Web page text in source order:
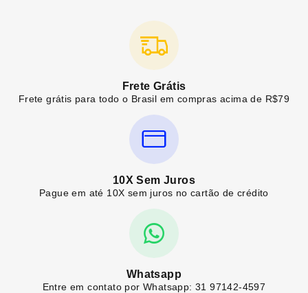
Frete Grátis
Frete grátis para todo o Brasil em compras acima de R$79
10X Sem Juros
Pague em até 10X sem juros no cartão de crédito
Whatsapp
Entre em contato por Whatsapp: 31 97142-4597